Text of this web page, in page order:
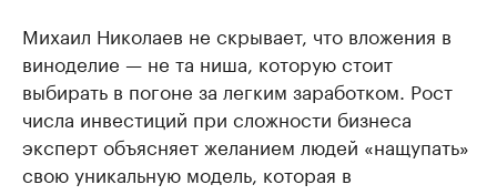
Михаил Николаев не скрывает, что вложения в
виноделие — не та ниша, которую стоит
выбирать в погоне за легким заработком. Рост
числа инвестиций при сложности бизнеса
эксперт объясняет желанием людей «нащупать»
свою уникальную модель, которая в